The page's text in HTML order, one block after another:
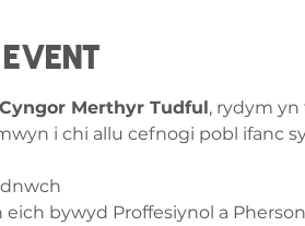
Cyngor Merthyr Tudful , rydym yn
i chi allu cefnogi pobl ifanc
bywyd Proffesiynol a